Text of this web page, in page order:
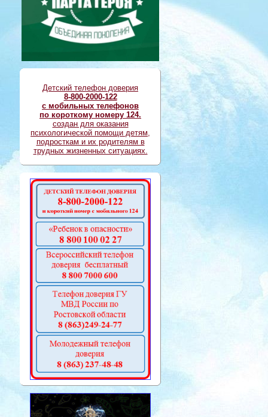
Детский телефон доверия
8-800-2000-122
с мобильных телефонов
по короткому номеру 124.
создан для оказания
психологической помощи детям,
подросткам и их родителям в
трудных жизненных ситуациях.